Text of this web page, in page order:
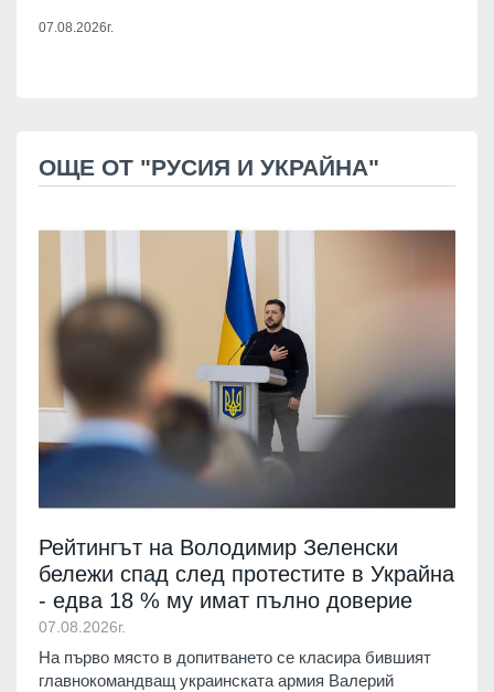
07.08.2026г.
ОЩЕ ОТ "РУСИЯ И УКРАЙНА"
Рейтингът на Володимир Зеленски
бележи спад след протестите в Украйна
- едва 18 % му имат пълно доверие
07.08.2026г.
На първо място в допитването се класира бившият
главнокомандващ украинската армия Валерий